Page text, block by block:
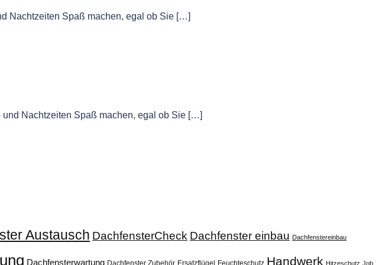
Nachtzeiten Spaß machen, egal ob Sie […]
Nachtzeiten Spaß machen, egal ob Sie […]
Austausch DachfensterCheck Dachfenster einbau Dachfenstereinbau
Dachfensterwartung Dachfenster Zubehör Ersatzflügel Feuchteschutz Handwerk Hitzeschutz Job